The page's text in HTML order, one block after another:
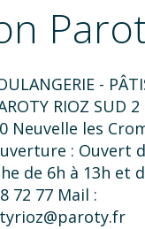
-
RIOZ SUD
Neuvelle les
: Ouvert
de 6h à 13h et
72 77 Mail :